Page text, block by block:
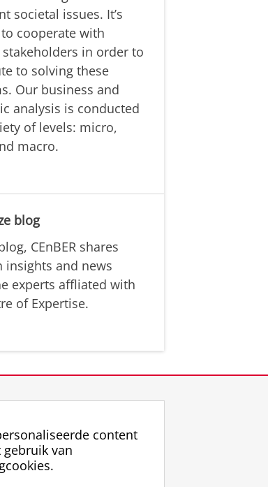
societal issues. It’s
cooperate with
in order to
to solving these
Our business and
analysis is conducted
of levels: micro,
macro.
blog
CEnBER shares
insights and news
experts affliated with
of Expertise.
content
gebruik van